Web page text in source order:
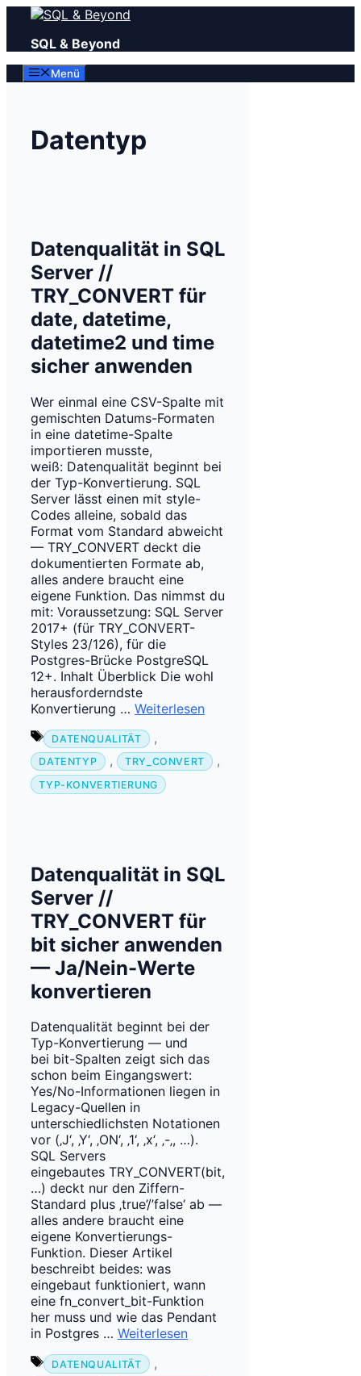
Zum
springen
SQL & Beyond
Menü
Datentyp
Datenqualität in SQL
Server //
TRY_CONVERT für
date, datetime,
datetime2 und time
sicher anwenden
Wer einmal eine CSV-Spalte mit
gemischten Datums-Formaten
in eine datetime-Spalte
importieren musste,
weiß: Datenqualität beginnt bei
der Typ-Konvertierung. SQL
Server lässt einen mit style-
Codes alleine, sobald das
Format vom Standard abweicht
— TRY_CONVERT deckt die
dokumentierten Formate ab,
alles andere braucht eine
eigene Funktion. Das nimmst du
mit: Voraussetzung: SQL Server
2017+ (für TRY_CONVERT-
Styles 23/126), für die
Postgres-Brücke PostgreSQL
12+. Inhalt Überblick Die wohl
herausforderndste
Konvertierung … Weiterlesen
Schlagwörter
DATENQUALITÄT ,
DATENTYP , TRY_CONVERT ,
TYP-KONVERTIERUNG
Datenqualität in SQL
Server //
TRY_CONVERT für
bit sicher anwenden
— Ja/Nein-Werte
konvertieren
Datenqualität beginnt bei der
Typ-Konvertierung — und
bei bit-Spalten zeigt sich das
schon beim Eingangswert:
Yes/No-Informationen liegen in
Legacy-Quellen in
unterschiedlichsten Notationen
vor (‚J‘, ‚Y‘, ‚ON‘, ‚1‘, ‚x‘, ‚-‚, …).
SQL Servers
eingebautes TRY_CONVERT(bit,
…) deckt nur den Ziffern-
Standard plus ‚true’/’false‘ ab —
alles andere braucht eine
eigene Konvertierungs-
Funktion. Dieser Artikel
beschreibt beides: was
eingebaut funktioniert, wann
eine fn_convert_bit-Funktion
her muss und wie das Pendant
in Postgres … Weiterlesen
Schlagwörter
DATENQUALITÄT ,